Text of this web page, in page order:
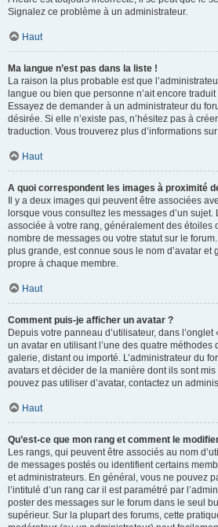
Signalez ce problème à un administrateur.
Haut
Ma langue n’est pas dans la liste !
La raison la plus probable est que
langue ou bien que personne n’ait encore
Essayez de demander à un administrateur du
désirée. Si elle n’existe pas, n’hésitez pas à
traduction. Vous trouverez plus d’informations
Haut
A quoi correspondent les images à proximité
Il y a deux images qui peuvent être associées
lorsque vous consultez les messages d’un sujet.
associée à votre rang, généralement des étoiles
nombre de messages ou votre statut sur le
plus grande, est connue sous le nom d’avatar et
propre à chaque membre.
Haut
Comment puis-je afficher un avatar ?
Depuis votre panneau d’utilisateur, dans
un avatar en utilisant l’une des quatre méthodes
galerie, distant ou importé. L’administrateur du
avatars et décider de la manière dont ils sont
pouvez pas utiliser d’avatar, contactez un
Haut
Qu’est-ce que mon rang et comment le
Les rangs, qui peuvent être associés au nom
de messages postés ou identifient certains
et administrateurs. En général, vous ne pouvez
l’intitulé d’un rang car il est paramétré par
poster des messages sur le forum dans le seul
supérieur. Sur la plupart des forums, cette